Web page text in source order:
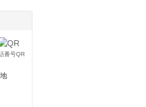
番号QR